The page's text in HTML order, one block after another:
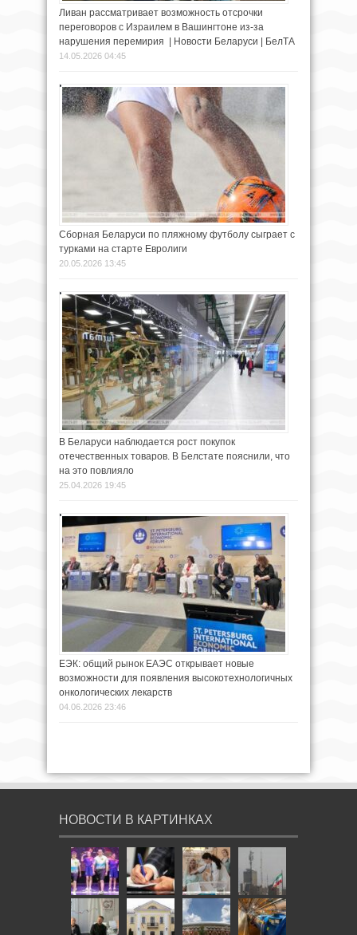
Ливан рассматривает возможность отсрочки
переговоров с Израилем в Вашингтоне из-за
нарушения перемирия | Новости Беларуси | БелТА
14.05.2026 04:45
Сборная Беларуси по пляжному футболу сыграет с
турками на старте Евролиги
20.05.2026 13:45
В Беларуси наблюдается рост покупок
отечественных товаров. В Белстате пояснили, что
на это повлияло
25.04.2026 19:45
ЕЭК: общий рынок ЕАЭС открывает новые
возможности для появления высокотехнологичных
онкологических лекарств
04.06.2026 23:46
НОВОСТИ В КАРТИНКАХ